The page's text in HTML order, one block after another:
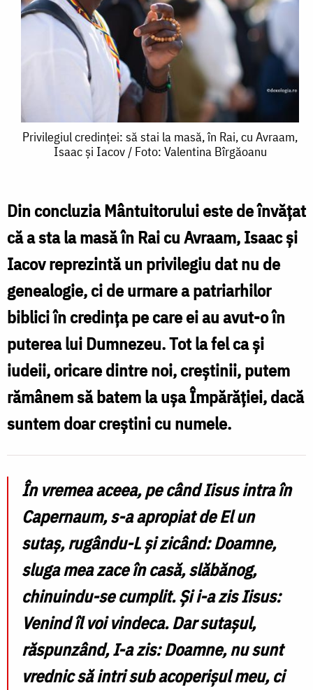
Privilegiul
credinței:
stai
la
masă,
Rai,
Avraam,
Isaac
și
Iacov
/
Foto:
Valentina
Bîrgăoanu
Privilegiul credinței: să stai la masă, în Rai, cu Avraam,
Isaac și Iacov / Foto: Valentina Bîrgăoanu
Din concluzia Mântuitorului este de învățat
că a sta la masă în Rai cu Avraam, Isaac și
Iacov reprezintă un privilegiu dat nu de
genealogie, ci de urmare a patriarhilor
biblici în credința pe care ei au avut-o în
puterea lui Dumnezeu. Tot la fel ca și
iudeii, oricare dintre noi, creștinii, putem
rămânem să batem la ușa Împărăției, dacă
suntem doar creștini cu numele.
În vremea aceea, pe când Iisus intra în
Capernaum, s-a apropiat de El un
sutaș, rugându-L și zicând: Doamne,
sluga mea zace în casă, slăbănog,
chinuindu-se cumplit. Și i-a zis Iisus:
Venind îl voi vindeca. Dar sutașul,
răspunzând, I-a zis: Doamne, nu sunt
vrednic să intri sub acoperișul meu, ci